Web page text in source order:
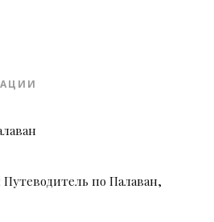
по Палаван,